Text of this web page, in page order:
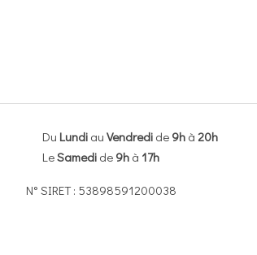
Du Lundi au Vendredi de 9h à 20h
LeSamedi de 9h à 17h
N° SIRET : 53898591200038